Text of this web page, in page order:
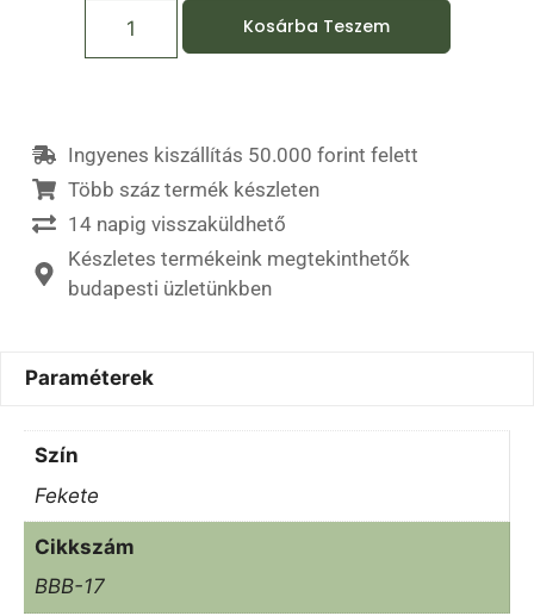
Kosárba Teszem
Ingyenes kiszállítás 50.000 forint felett
Több száz termék készleten
14 napig visszaküldhető
Készletes termékeink megtekinthetők
budapesti üzletünkben
Paraméterek
Szín
Fekete
Cikkszám
BBB-17